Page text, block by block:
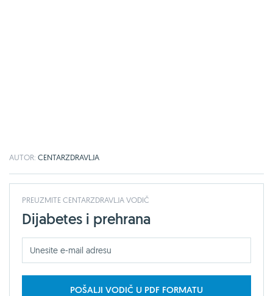
AUTOR: CENTARZDRAVLJA
PREUZMITE CENTARZDRAVLJA VODIČ
Dijabetes i prehrana
POŠALJI VODIČ U PDF FORMATU